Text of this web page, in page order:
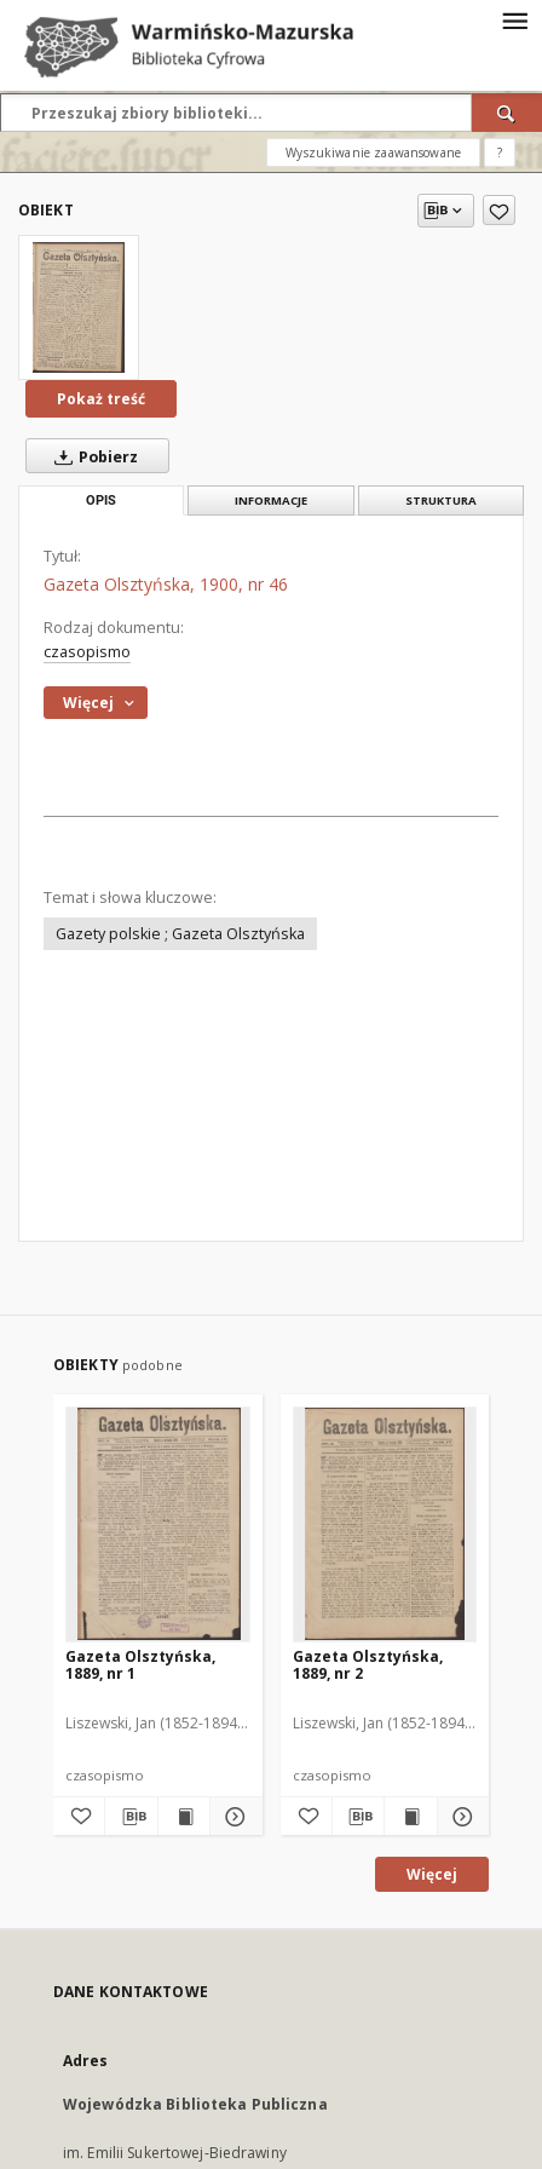
Wyszukiwanie zaawansowane ?
OBIEKT
Pokaż treść
Pobierz
OPIS INFORMACJE STRUKTURA
Tytuł:
Gazeta Olsztyńska, 1900, nr 46
Rodzaj dokumentu:
czasopismo
Więcej
Temat i słowa kluczowe:
Gazety polskie ; Gazeta Olsztyńska
OBIEKTY podobne
Gazeta Olsztyńska,
1889, nr 1
Liszewski, Jan (1852-1894). Red.
czasopismo
Gazeta Olsztyńska,
1889, nr 2
Liszewski, Jan (1852-1894). Red.
czasopismo
Więcej
DANE KONTAKTOWE
Adres
Wojewódzka Biblioteka Publiczna
im. Emilii Sukertowej-Biedrawiny